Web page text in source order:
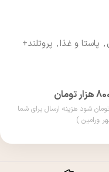
, پاستا و غذا, پروتلند+
صورت حساب شما بالای 800 هزارتومان شود هزینه ارسال برای شما
ورامین )